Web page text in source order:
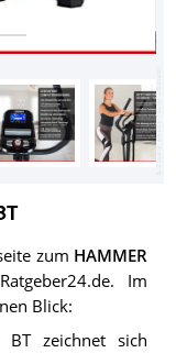
zum HAMMER
Im
Blick:
BT zeichnet sich